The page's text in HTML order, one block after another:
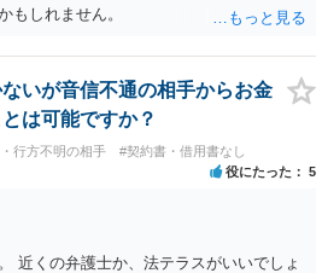
もしれません。
いが音信不通の相手からお金
は可能ですか？
行方不明の相手 #契約書・借用書なし
役にたった 5
近くの弁護士か、法テラスがいいでしょ